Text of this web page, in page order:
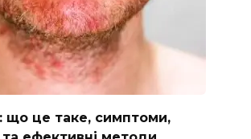
що це таке, симптоми,